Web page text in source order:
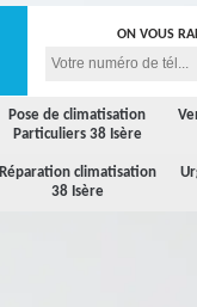
Pose de climatisation
Particuliers 38 Isère
Réparation climatisation
38 Isère
ON VOUS